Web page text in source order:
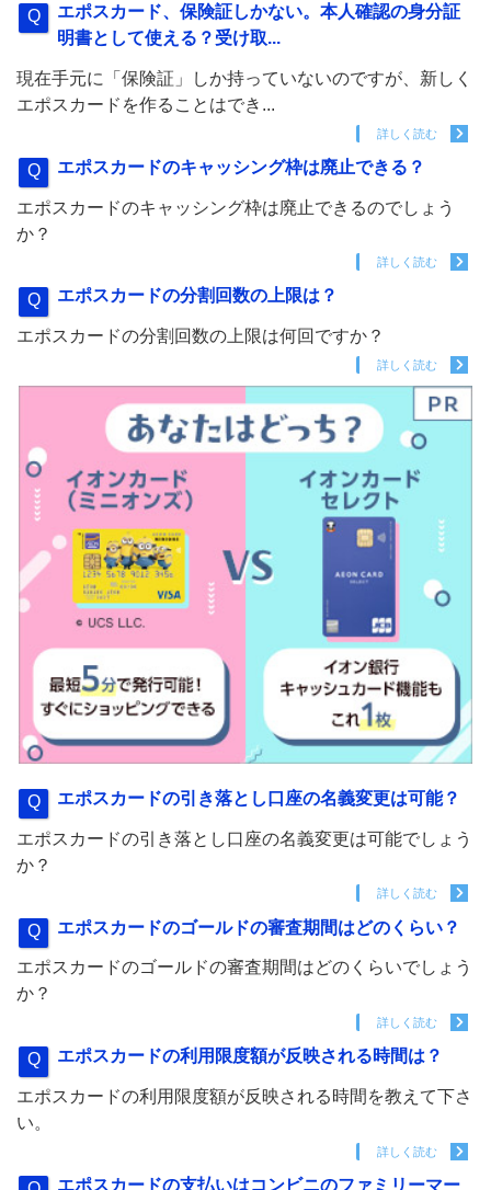
エポスカード、保険証しかない。本人確認の身分証
明書として使える？受け取...
現在手元に「保険証」しか持っていないのですが、新しく
エポスカードを作ることはでき...
詳しく読む
エポスカードのキャッシング枠は廃止できる？
エポスカードのキャッシング枠は廃止できるのでしょう
か？
詳しく読む
エポスカードの分割回数の上限は？
エポスカードの分割回数の上限は何回ですか？
詳しく読む
エポスカードの引き落とし口座の名義変更は可能？
エポスカードの引き落とし口座の名義変更は可能でしょう
か？
詳しく読む
エポスカードのゴールドの審査期間はどのくらい？
エポスカードのゴールドの審査期間はどのくらいでしょう
か？
詳しく読む
エポスカードの利用限度額が反映される時間は？
エポスカードの利用限度額が反映される時間を教えて下さ
い。
詳しく読む
エポスカードの支払いはコンビニのファミリーマー